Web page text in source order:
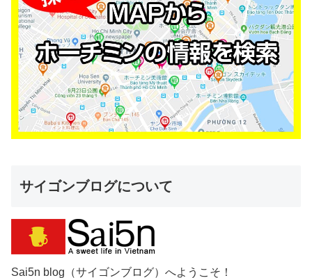
サイゴンブログについて
Sai5n blog（サイゴンブログ）へようこそ！